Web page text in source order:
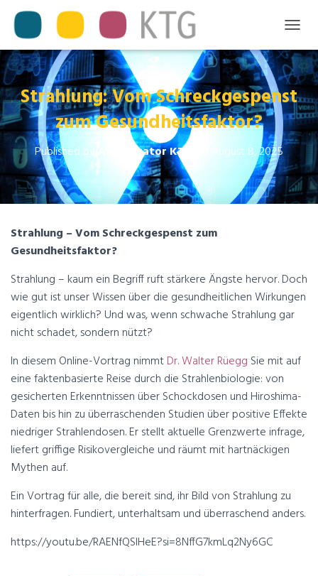
O
G
G
L
E
N
A
V
G
A
T
Strahlung: Vom Schreckgespenst
zum Gesundheitsfaktor?
Published by Aministrator KTG August 8, 2025
Strahlung – Vom Schreckgespenst zum
Gesundheitsfaktor?
Strahlung – kaum ein Begriff ruft stärkere Ängste hervor. Doch
wie gut ist unser Wissen über die gesundheitlichen Wirkungen
eigentlich wirklich? Und was, wenn schwache Strahlung gar
nicht schadet, sondern nützt?
In diesem Online-Vortrag nimmtDr. Walter Rüegg Sie mit auf
eine faktenbasierte Reise durch die Strahlenbiologie: von
gesicherten Erkenntnissen über Schockdosen und Hiroshima-
Daten bis hin zu überraschenden Studien über positive Effekte
niedriger Strahlendosen. Er stellt aktuelle Grenzwerte infrage,
liefert griffige Risikovergleiche und räumt mit hartnäckigen
Mythen auf.
Ein Vortrag für alle, die bereit sind, ihr Bild von Strahlung zu
hinterfragen. Fundiert, unterhaltsam und überraschend anders.
https://youtu.be/RAENfQSlHeE?si=8NffG7kmLq2Ny6GC